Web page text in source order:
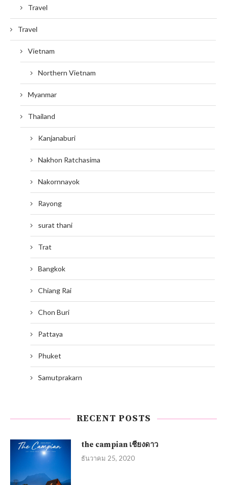
Travel
Travel
Vietnam
Northern Vietnam
Myanmar
Thailand
Kanjanaburi
Nakhon Ratchasima
Nakornnayok
Rayong
surat thani
Trat
Bangkok
Chiang Rai
Chon Buri
Pattaya
Phuket
Samutprakarn
RECENT POSTS
the campian เชียงดาว
ธันวาคม 25, 2020